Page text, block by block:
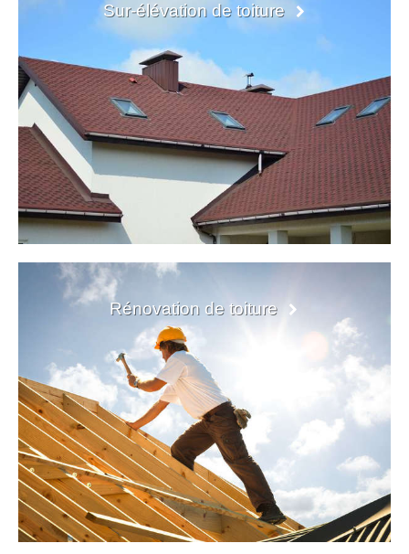
Sur-élévation de toiture
Rénovation de toiture